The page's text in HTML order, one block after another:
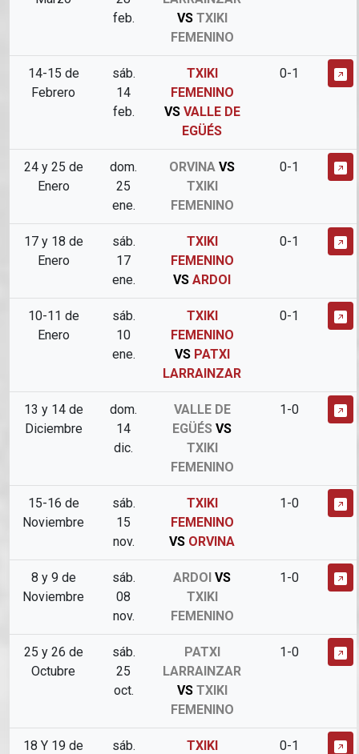
feb.
VSTXIKI
FEMENINO
14-15 de
Febrero
sáb.
14
feb.
TXIKI
FEMENINO
VSVALLE DE
EGÜÉS
0-1
24 y 25 de
Enero
dom.
25
ene.
ORVINA VS
TXIKI
FEMENINO
0-1
17 y 18 de
Enero
sáb.
17
ene.
TXIKI
FEMENINO
VS ARDOI
0-1
10-11 de
Enero
sáb.
10
ene.
TXIKI
FEMENINO
VSPATXI
LARRAINZAR
0-1
13 y 14 de
Diciembre
dom.
14
dic.
VALLE DE
EGÜÉS VS
TXIKI
FEMENINO
1-0
15-16 de
Noviembre
sáb.
15
nov.
TXIKI
FEMENINO
VS ORVINA
1-0
8 y 9 de
Noviembre
sáb.
08
nov.
ARDOI VS
TXIKI
FEMENINO
1-0
25 y 26 de
Octubre
sáb.
25
oct.
PATXI
LARRAINZAR
VSTXIKI
FEMENINO
1-0
18 Y 19 de
sáb.
TXIKI
0-1